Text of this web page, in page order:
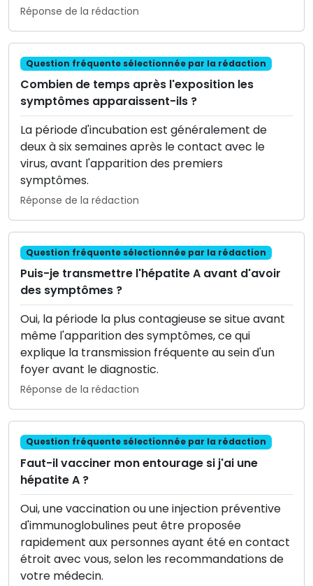
Réponse de la rédaction
Question fréquente sélectionnée par la rédaction
Combien de temps après l'exposition les
symptômes apparaissent-ils ?
La période d'incubation est généralement de
deux à six semaines après le contact avec le
virus, avant l'apparition des premiers
symptômes.
Réponse de la rédaction
Question fréquente sélectionnée par la rédaction
Puis-je transmettre l'hépatite A avant d'avoir
des symptômes ?
Oui, la période la plus contagieuse se situe avant
même l'apparition des symptômes, ce qui
explique la transmission fréquente au sein d'un
foyer avant le diagnostic.
Réponse de la rédaction
Question fréquente sélectionnée par la rédaction
Faut-il vacciner mon entourage si j'ai une
hépatite A ?
Oui, une vaccination ou une injection préventive
d'immunoglobulines peut être proposée
rapidement aux personnes ayant été en contact
étroit avec vous, selon les recommandations de
votre médecin.